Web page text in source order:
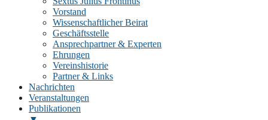
Vorstand
Wissenschaftlicher Beirat
Geschäftsstelle
Ansprechpartner & Experten
Ehrungen
Vereinshistorie
Partner & Links
Nachrichten
Veranstaltungen
Publikationen